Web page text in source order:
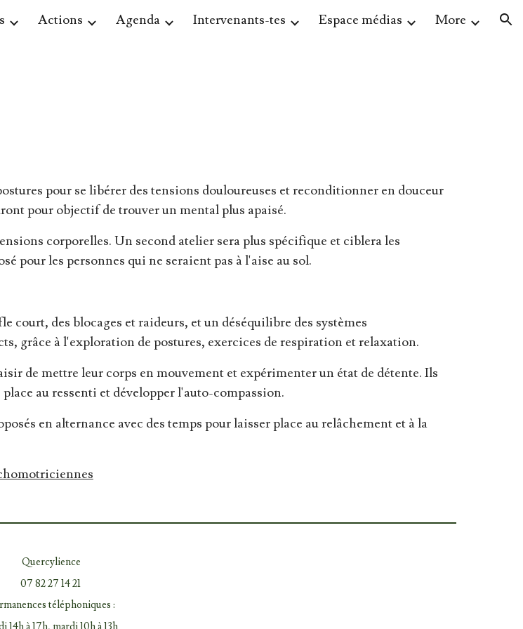
Skip to navigation
Actions Agenda Intervenants-tes Espace médias More
pour se libérer des tensions douloureuses et reconditionner en douceur
pour objectif de trouver un mental plus apaisé.
corporelles. Un second atelier sera plus spécifique et ciblera les
pour les personnes qui ne seraient pas à l'aise au sol.
court, des blocages et raideurs, et un déséquilibre des systèmes
grâce à l'exploration de postures, exercices de respiration et relaxation.
de mettre leur corps en mouvement et expérimenter un état de détente. Ils
au ressenti et développer l'auto-compassion.
en alternance avec des temps pour laisser place au relâchement et à la
Quercylience
07 82 27 14 21
téléphoniques :